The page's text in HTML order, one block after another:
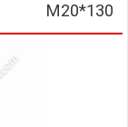
M20*130